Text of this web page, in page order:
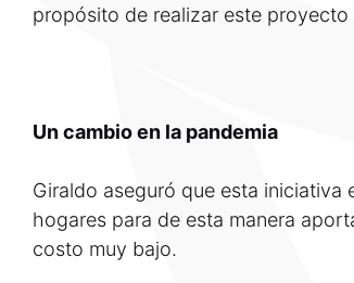
propósito de realizar este
Un cambio en la pandemia
Giraldo aseguró que esta
hogares para de esta manera
costo muy bajo.